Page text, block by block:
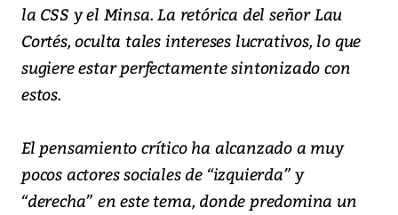
la CSS y el Minsa. La retórica del señor Lau
Cortés, oculta tales intereses lucrativos, lo que
sugiere estar perfectamente sintonizado con
estos.
El pensamiento crítico ha alcanzado a muy
pocos actores sociales de “izquierda” y
“derecha” en este tema, donde predomina un